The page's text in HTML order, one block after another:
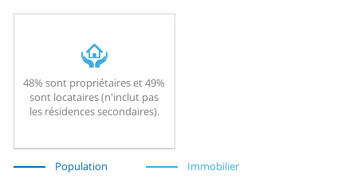
48% sont propriétaires et 49%
sont locataires (n'inclut pas
les résidences secondaires).
Population Immobilier